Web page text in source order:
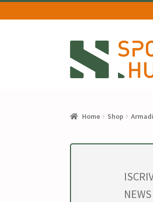
alla
navigazione
al
contenuto
Home Shop